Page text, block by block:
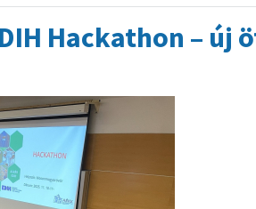
Hackathon – új